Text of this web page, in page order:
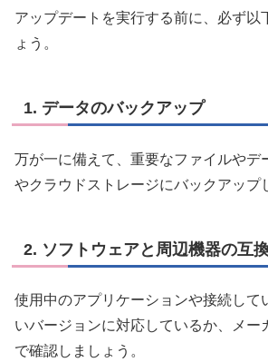
アップデートを実行する前に、必ず以
ょう。
1. データのバックアップ
万が一に備えて、重要なファイルやデ
やクラウドストレージにバックアップ
2. ソフトウェアと周辺機器の互
使用中のアプリケーションや接続して
いバージョンに対応しているか、メー
で確認しましょう。